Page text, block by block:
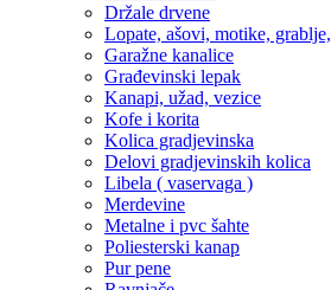
Držale drvene
Lopate, ašovi, motike, grablje,
Garažne kanalice
Građevinski lepak
Kanapi, užad, vezice
Kofe i korita
Kolica gradjevinska
Delovi gradjevinskih kolica
Libela ( vaservaga )
Merdevine
Metalne i pvc šahte
Poliesterski kanap
Pur pene